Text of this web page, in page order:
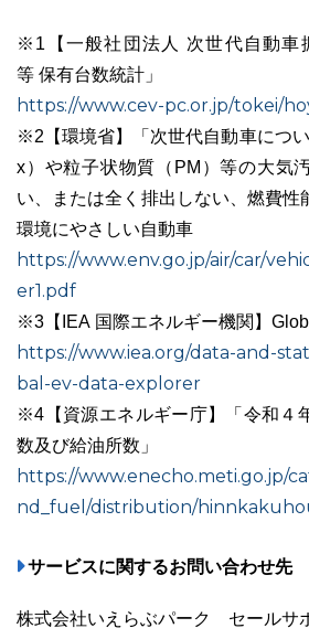
※1【一般社団法人 次世代自動車
等 保有台数統計」
https://www.cev-pc.or.jp/tokei/
※2【環境省】「次世代自動車につ
x）や粒子状物質（PM）等の大気
い、または全く排出しない、燃費性
環境にやさしい自動車
https://www.env.go.jp/air/car/
er1.pdf
※3【IEA 国際エネルギー機関】
https://www.iea.org/data-and-
bal-ev-data-explorer
※4【資源エネルギー庁】「令和４
数及び給油所数」
https://www.enecho.meti.go.jp/
nd_fuel/distribution/
サービスに関するお問い合わせ先
株式会社いえらぶパーク セールサ